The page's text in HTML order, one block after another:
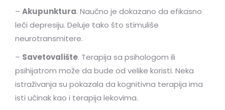
– Akupunktura. Naučno je dokazano da efikasno
leči depresiju. Deluje tako što stimuliše
neurotransmitere.
– Savetovalište. Terapija sa psihologom ili
psihijatrom može da bude od velike koristi. Neka
istraživanja su pokazala da kognitivna terapija ima
isti učinak kao i terapija lekovima.